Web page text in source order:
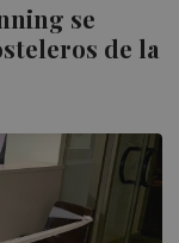
se
de la